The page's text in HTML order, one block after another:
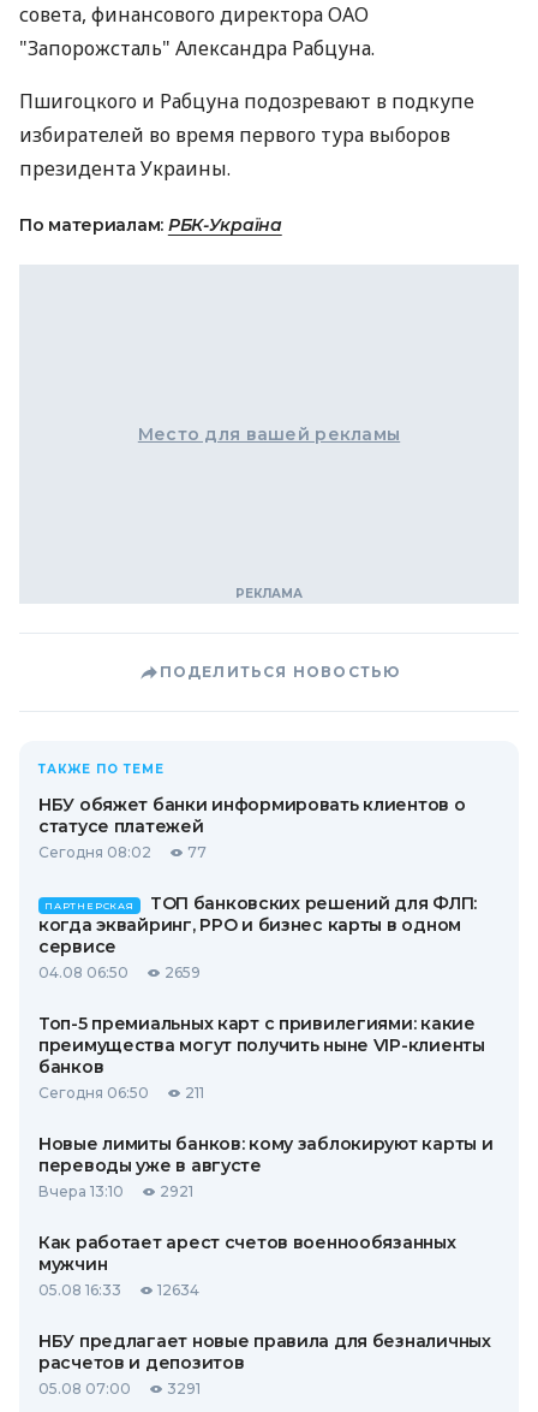
совета, финансового директора ОАО
"Запорожсталь" Александра Рабцуна.
Пшигоцкого и Рабцуна подозревают в подкупе
избирателей во время первого тура выборов
президента Украины.
По материалам: РБК-Україна
Место для вашей рекламы
ПОДЕЛИТЬСЯ НОВОСТЬЮ
ТАКЖЕ ПО ТЕМЕ
НБУ обяжет банки информировать клиентов о
статусе платежей
Сегодня 08:02 77
ПАРТНЕРСКАЯ
ТОП банковских решений для ФЛП:
когда эквайринг, РРО и бизнес карты в одном
сервисе
04.08 06:50 2659
Топ-5 премиальных карт с привилегиями: какие
преимущества могут получить ныне VIP-клиенты
банков
Сегодня 06:50 211
Новые лимиты банков: кому заблокируют карты и
переводы уже в августе
Вчера 13:10 2921
Как работает арест счетов военнообязанных
мужчин
05.08 16:33 12634
НБУ предлагает новые правила для безналичных
расчетов и депозитов
05.08 07:00 3291